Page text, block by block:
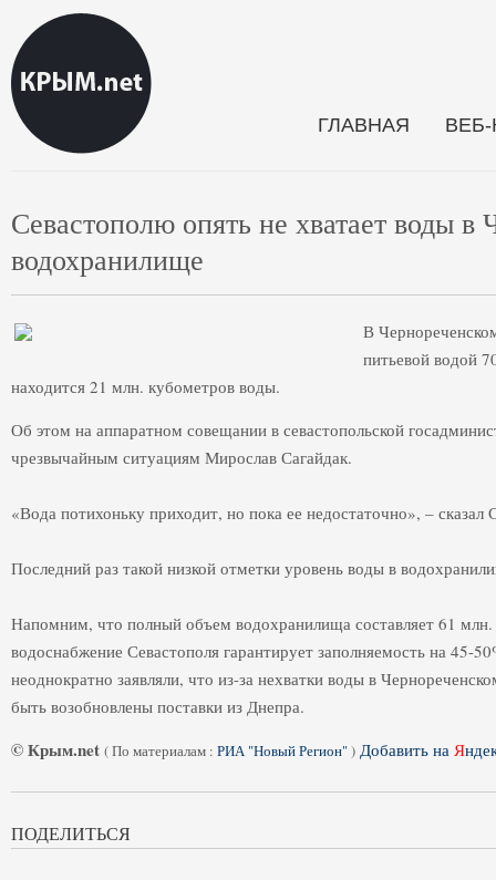
ГЛАВНАЯ
Севастополю опять не хватает воды в
водохранилище
В
питьевой водой
находится 21 млн. кубометров воды.
Об этом на аппаратном совещании в севастопольской
чрезвычайным ситуациям Мирослав Сагайдак.
«Вода потихоньку приходит, но пока ее недостаточно», – сказал
Последний раз такой низкой отметки уровень воды в
Напомним, что полный объем водохранилища составляет 61
водоснабжение Севастополя гарантирует заполняемость на 45-
неоднократно заявляли, что из-за нехватки воды в
быть возобновлены поставки из Днепра.
© Крым.net (По материалам : РИА "Новый Регион") Добавить на Я
ПОДЕЛИТЬСЯ